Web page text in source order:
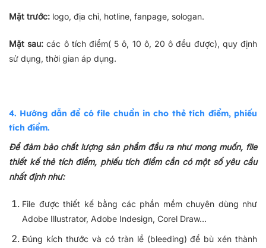
Mặt trước: logo, địa chỉ, hotline, fanpage, sologan.
Mặt sau: các ô tích điểm( 5 ô, 10 ô, 20 ô đều được), quy định
sử dụng, thời gian áp dụng.
4. Hướng dẫn để có file chuẩn in cho thẻ tích điểm, phiếu
tích điểm.
Để đảm bảo chất lượng sản phẩm đầu ra như mong muốn, file
thiết kế thẻ tích điểm, phiếu tích điểm cần có một số yêu cầu
nhất định như:
File được thiết kế bằng các phần mềm chuyên dùng như
Adobe Illustrator, Adobe Indesign, Corel Draw…
Đúng kích thước và có tràn lề (bleeding) để bù xén thành